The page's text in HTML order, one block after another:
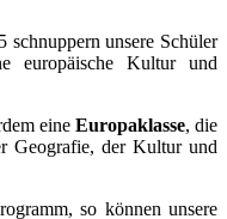
schnuppern unsere Schüler
europäische Kultur und
eine Europaklasse, die
Geografie, der Kultur und
so können unsere